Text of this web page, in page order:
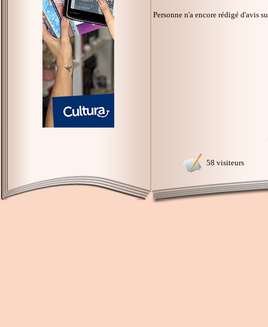
Personne n'a encore rédigé d'avis
58 visiteurs